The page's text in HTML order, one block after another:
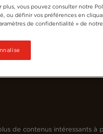
de contenus intéressants à
plus, vous pouvez consulter notre
ou définir vos préférences en
de confidentialité » de